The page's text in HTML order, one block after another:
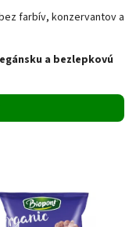
farbív, konzervantov a
a bezlepkovú